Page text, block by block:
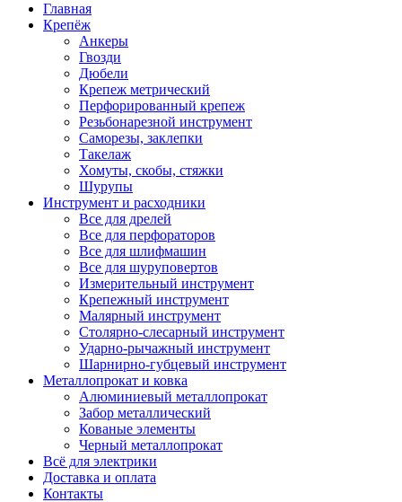
Главная
Крепёж
Анкеры
Гвозди
Дюбели
Крепеж метрический
Перфорированный крепеж
Резьбонарезной инструмент
Саморезы, заклепки
Такелаж
Хомуты, скобы, стяжки
Шурупы
Инструмент и расходники
Все для дрелей
Все для перфораторов
Все для шлифмашин
Все для шуруповертов
Измерительный инструмент
Крепежный инструмент
Малярный инструмент
Столярно-слесарный инструмент
Ударно-рычажный инструмент
Шарнирно-губцевый инструмент
Металлопрокат и ковка
Алюминиевый металлопрокат
Забор металлический
Кованые элементы
Черный металлопрокат
Всё для электрики
Доставка и оплата
Контакты